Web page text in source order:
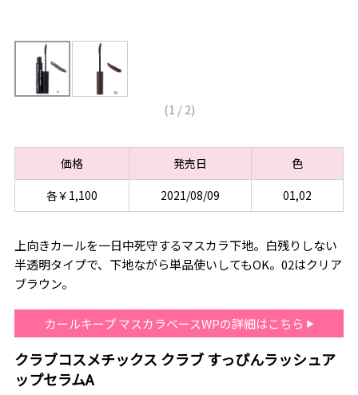
(1 /2)
価格 発売日
色
各￥1,100
2021/08/09 01,02
上向きカールを一日中死守するマスカラ下地。白残りしない
半透明タイプで、下地ながら単品使いしてもOK。02はクリア
ブラウン。
カールキープ マスカラベースWPの詳細はこちら
クラブコスメチックス クラブ すっぴんラッシュア
ップセラムA